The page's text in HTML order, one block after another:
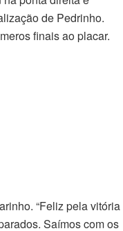
de Pedrinho.
finais ao placar.
“Feliz pela vitória
Saímos com os